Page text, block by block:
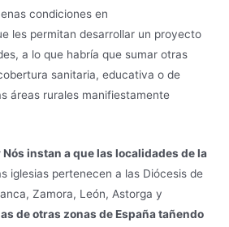
condiciones en
les permitan desarrollar un proyecto
a lo que habría que sumar otras
sanitaria, educativa o de
áreas rurales manifiestamente
Nós instan a que las localidades de la
iglesias pertenecen a las Diócesis de
Zamora, León, Astorga y
de otras zonas de España tañendo